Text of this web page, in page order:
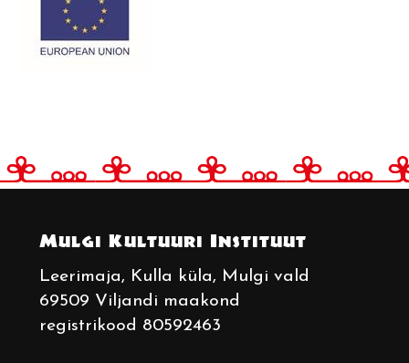
Mulgi Kultuuri Instituut
Leerimaja, Kulla küla, Mulgi vald
69509 Viljandi maakond
registrikood 80592463